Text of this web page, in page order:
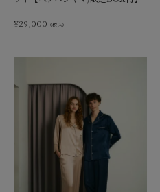
¥29,000 （税込）